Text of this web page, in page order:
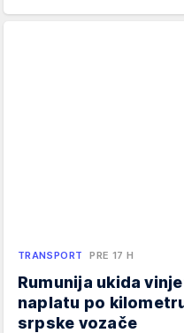
TRANSPORT PRE 17 H
Rumunija ukida
naplatu po
srpske vozače